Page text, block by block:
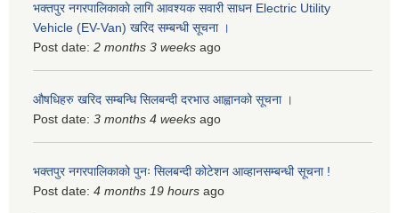
भक्तपुर नगरपालिकाकाे लागि आवश्यक सवारी साधन Electric Utility
Vehicle (EV-Van) खरिद सम्बन्धी सूचना ।
Post date: 2 months 3 weeks ago
औषधिहरु खरिद सम्बन्धि सिलबन्दी दरभाउ आह्वानको सूचना ।
Post date: 3 months 4 weeks ago
भक्तपुर नगरपालिकाको पुनः सिलबन्दी कोटेशन आव्हानसम्बन्धी सूचना !
Post date: 4 months 19 hours ago